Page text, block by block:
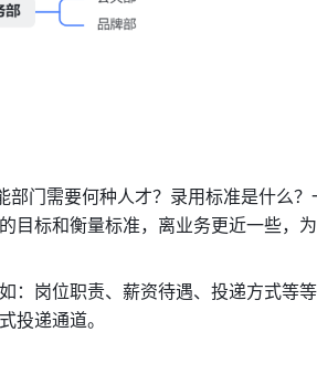
门需要何种人才？录用标准是什么
目标和衡量标准，离业务更近一些，
：岗位职责、薪资待遇、投递方式等
投递通道。